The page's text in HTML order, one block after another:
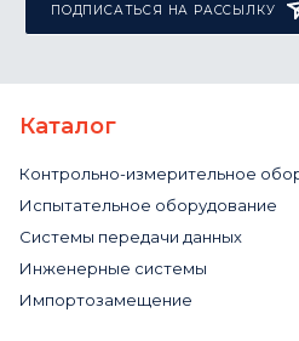
ПОДПИСАТЬСЯ НА РАССЫЛКУ
Каталог
Контрольно-измерительное
Испытательное оборудование
Системы передачи данных
Инженерные системы
Импортозамещение